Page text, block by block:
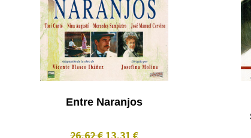
Entre Naranjos
26,62 € 13,31 €